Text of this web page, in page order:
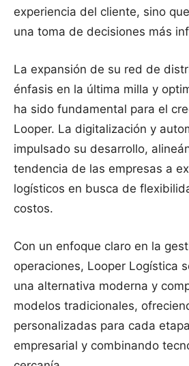
experiencia del cliente, sino
una toma de decisiones más
La expansión de su red de
énfasis en la última milla y
ha sido fundamental para el
Looper. La digitalización y
impulsado su desarrollo,
tendencia de las empresas a
logísticos en busca de
costos.
Con un enfoque claro en la
operaciones, Looper Logística
una alternativa moderna y
modelos tradicionales,
personalizadas para cada
empresarial y combinando